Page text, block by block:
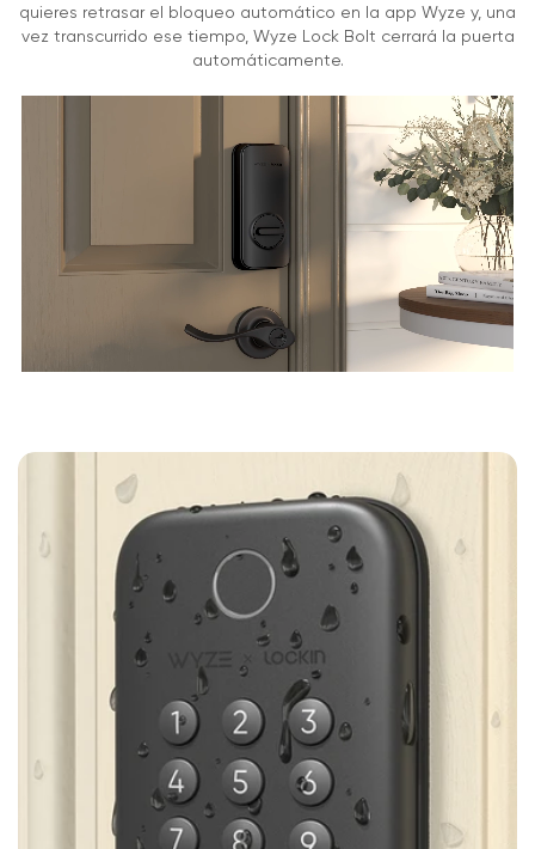
quieres retrasar el bloqueo automático en la app Wyze y, una
vez transcurrido ese tiempo, Wyze Lock Bolt cerrará la puerta
automáticamente.